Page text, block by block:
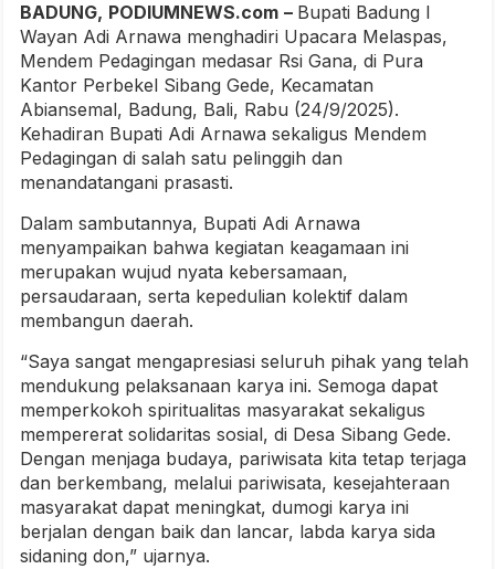
BADUNG, PODIUMNEWS.com – Bupati Badung I
Wayan Adi Arnawa menghadiri Upacara Melaspas,
Mendem Pedagingan medasar Rsi Gana, di Pura
Kantor Perbekel Sibang Gede, Kecamatan
Abiansemal, Badung, Bali, Rabu (24/9/2025).
Kehadiran Bupati Adi Arnawa sekaligus Mendem
Pedagingan di salah satu pelinggih dan
menandatangani prasasti.
Dalam sambutannya, Bupati Adi Arnawa
menyampaikan bahwa kegiatan keagamaan ini
merupakan wujud nyata kebersamaan,
persaudaraan, serta kepedulian kolektif dalam
membangun daerah.
“Saya sangat mengapresiasi seluruh pihak yang telah
mendukung pelaksanaan karya ini. Semoga dapat
memperkokoh spiritualitas masyarakat sekaligus
mempererat solidaritas sosial, di Desa Sibang Gede.
Dengan menjaga budaya, pariwisata kita tetap terjaga
dan berkembang, melalui pariwisata, kesejahteraan
masyarakat dapat meningkat, dumogi karya ini
berjalan dengan baik dan lancar, labda karya sida
sidaning don,” ujarnya.